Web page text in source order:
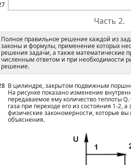
Часть 2.
Полное правильное решение каждой из
законы и формулы, применение которых
решения задачи, а также математические
численным ответом и при необходимости
решение.
В цилиндре, закрытом подвижным
На рисунке показано изменение
передаваемое ему количество теплоты
газа при переходе его из состояния 1-2,
физические закономерности, которые вы
объяснения.